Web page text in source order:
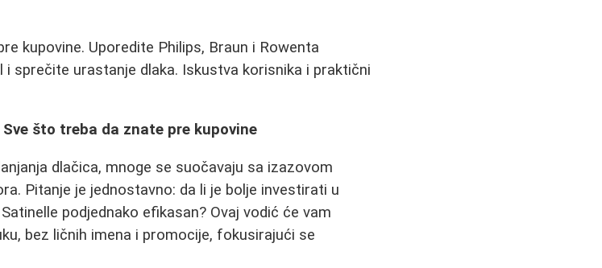
kupovine. Uporedite Philips, Braun i Rowenta
sprečite urastanje dlaka. Iskustva korisnika i praktični
što treba da znate pre kupovine
dlačica, mnoge se suočavaju sa izazovom
Pitanje je jednostavno: da li je bolje investirati u
podjednako efikasan? Ovaj vodić će vam
bez ličnih imena i promocije, fokusirajući se